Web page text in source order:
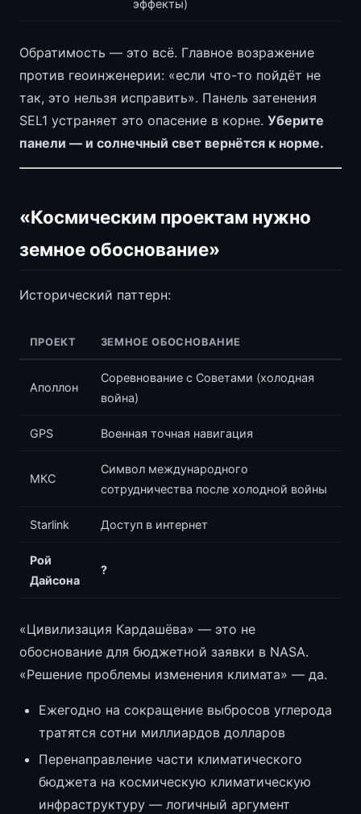
эффекты)
Обратимость — это всё. Главное возражение
против геоинженерии: «если что-то пойдёт не
так, это нельзя исправить». Панель затенения
SEL1 устраняет это опасение в корне. Уберите
панели — и солнечный свет вернётся к норме.
«Космическим проектам нужно
земное обоснование»
Исторический паттерн:
ПРОЕКТ ЗЕМНОЕ ОБОСНОВАНИЕ
Аполлон
Соревнование с Советами (холодная
война)
GPS Военная точная навигация
МКС
Символ международного
сотрудничества после холодной войны
Starlink Доступ в интернет
Рой
Дайсона
?
«Цивилизация Кардашёва» — это не
обоснование для бюджетной заявки в NASA.
«Решение проблемы изменения климата» — да.
Ежегодно на сокращение выбросов углерода
тратятся сотни миллиардов долларов
Перенаправление части климатического
бюджета на космическую климатическую
инфраструктуру — логичный аргумент